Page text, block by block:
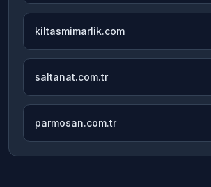
kiltasmimarlik.com
saltanat.com.tr
parmosan.com.tr